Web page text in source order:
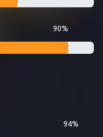
90%
94%